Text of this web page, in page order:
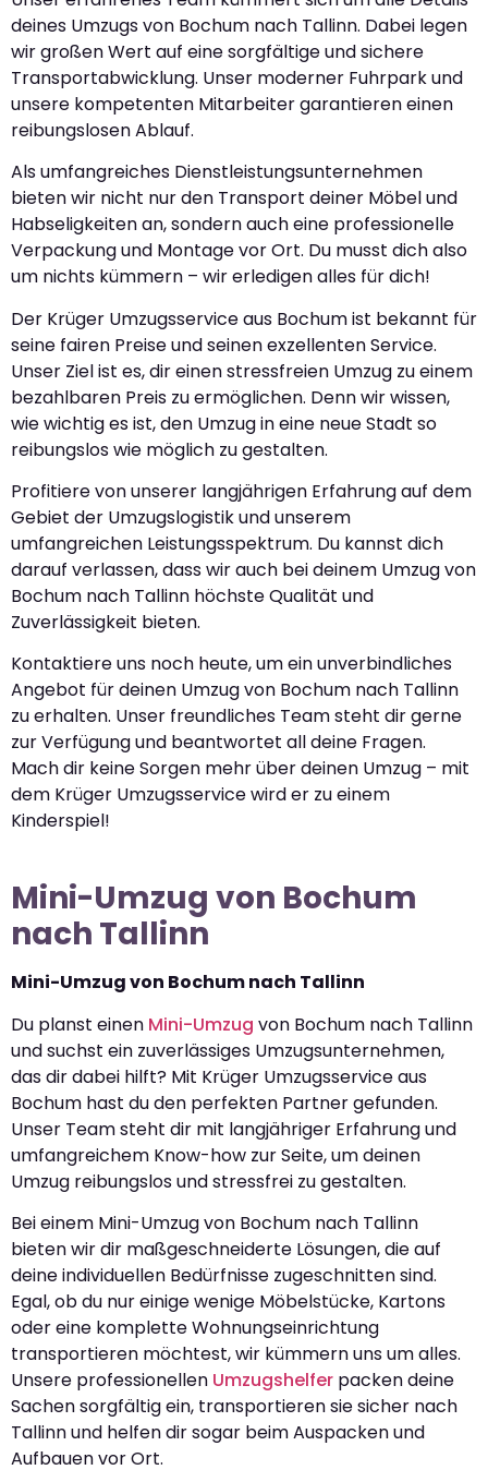
deines Umzugs von Bochum nach Tallinn. Dabei legen
wir großen Wert auf eine sorgfältige und sichere
Transportabwicklung. Unser moderner Fuhrpark und
unsere kompetenten Mitarbeiter garantieren einen
reibungslosen Ablauf.
Als umfangreiches Dienstleistungsunternehmen
bieten wir nicht nur den Transport deiner Möbel und
Habseligkeiten an, sondern auch eine professionelle
Verpackung und Montage vor Ort. Du musst dich also
um nichts kümmern – wir erledigen alles für dich!
Der Krüger Umzugsservice aus Bochum ist bekannt für
seine fairen Preise und seinen exzellenten Service.
Unser Ziel ist es, dir einen stressfreien Umzug zu einem
bezahlbaren Preis zu ermöglichen. Denn wir wissen,
wie wichtig es ist, den Umzug in eine neue Stadt so
reibungslos wie möglich zu gestalten.
Profitiere von unserer langjährigen Erfahrung auf dem
Gebiet der Umzugslogistik und unserem
umfangreichen Leistungsspektrum. Du kannst dich
darauf verlassen, dass wir auch bei deinem Umzug von
Bochum nach Tallinn höchste Qualität und
Zuverlässigkeit bieten.
Kontaktiere uns noch heute, um ein unverbindliches
Angebot für deinen Umzug von Bochum nach Tallinn
zu erhalten. Unser freundliches Team steht dir gerne
zur Verfügung und beantwortet all deine Fragen.
Mach dir keine Sorgen mehr über deinen Umzug – mit
dem Krüger Umzugsservice wird er zu einem
Kinderspiel!
Mini-Umzug von Bochum
nach Tallinn
Mini-Umzug von Bochum nach Tallinn
Du planst einen Mini-Umzug von Bochum nach Tallinn
und suchst ein zuverlässiges Umzugsunternehmen,
das dir dabei hilft? Mit Krüger Umzugsservice aus
Bochum hast du den perfekten Partner gefunden.
Unser Team steht dir mit langjähriger Erfahrung und
umfangreichem Know-how zur Seite, um deinen
Umzug reibungslos und stressfrei zu gestalten.
Bei einem Mini-Umzug von Bochum nach Tallinn
bieten wir dir maßgeschneiderte Lösungen, die auf
deine individuellen Bedürfnisse zugeschnitten sind.
Egal, ob du nur einige wenige Möbelstücke, Kartons
oder eine komplette Wohnungseinrichtung
transportieren möchtest, wir kümmern uns um alles.
Unsere professionellen Umzugshelfer packen deine
Sachen sorgfältig ein, transportieren sie sicher nach
Tallinn und helfen dir sogar beim Auspacken und
Aufbauen vor Ort.